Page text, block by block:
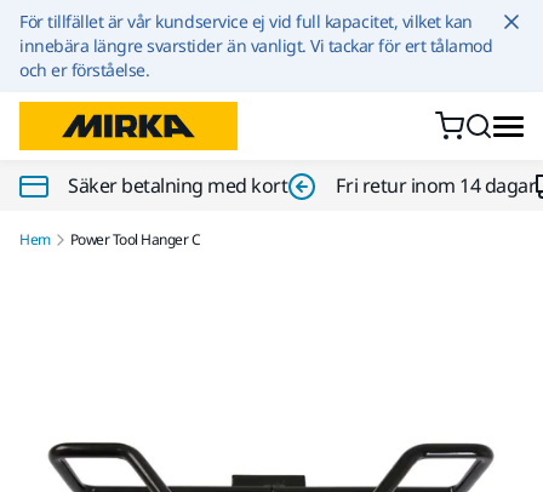
Hoppa till innehållet
För tillfället är vår kundservice ej vid full kapacitet, vilket kan
innebära längre svarstider än vanligt. Vi tackar för ert tålamod
och er förståelse.
Säker betalning med kort Fri retur inom 14 dagar
Hem Power Tool Hanger C